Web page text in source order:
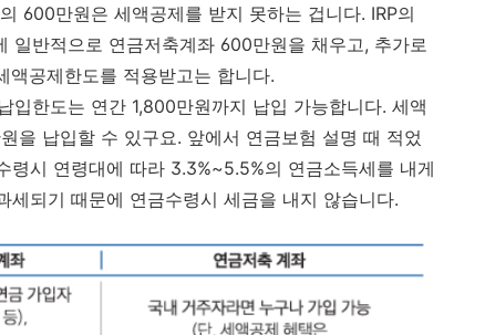
600만원은 세액공제를 받지 못하는 겁니다. IRP의
일반적으로 연금저축계좌 600만원을 채우고, 추가로
공제한도를 적용받고는 합니다.
한도는 연간 1,800만원까지 납입 가능합니다. 세액
을 납입할 수 있구요. 앞에서 연금보험 설명 때 적었
령시 연령대에 따라 3.3%~5.5%의 연금소득세를 내게
세되기 때문에 연금수령시 세금을 내지 않습니다.